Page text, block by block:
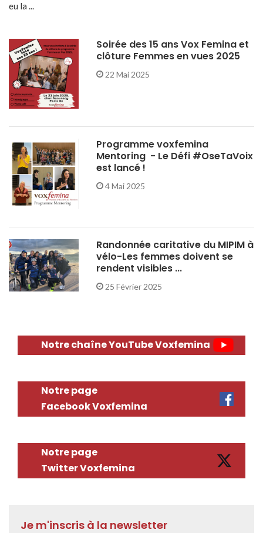
eu la ...
Soirée des 15 ans Vox Femina et
clôture Femmes en vues 2025
22 Mai 2025
Programme voxfemina
Mentoring - Le Défi #OseTaVoix
est lancé !
4 Mai 2025
Randonnée caritative du MIPIM à
vélo-Les femmes doivent se
rendent visibles ...
25 Février 2025
Notre chaîne YouTube Voxfemina
Notre page
Facebook Voxfemina
Notre page
Twitter Voxfemina
Je m'inscris à la newsletter